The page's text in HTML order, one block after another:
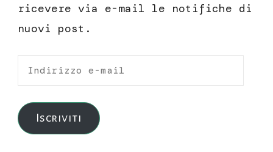
ricevere via e-mail le notifiche di
nuovi post.
Indirizzo
mail
Iscriviti